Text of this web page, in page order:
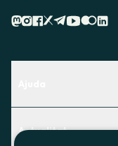
Descobreix quin
Actualitat